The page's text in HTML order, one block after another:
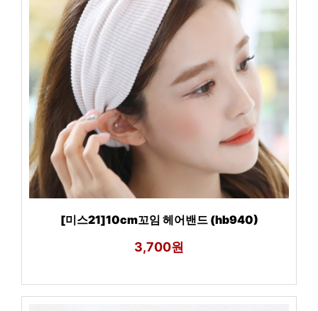
[미스21]10cm꼬임 헤어밴드 (hb940)
3,700원